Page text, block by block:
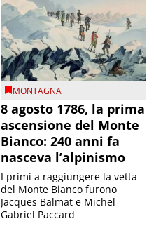
MONTAGNA
8 agosto 1786, la prima
ascensione del Monte
Bianco: 240 anni fa
nasceva l’alpinismo
I primi a raggiungere la vetta
del Monte Bianco furono
Jacques Balmat e Michel
Gabriel Paccard